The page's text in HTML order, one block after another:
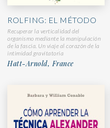
ROLFING: EL MÉTODO
Recuperar la verticalidad del
organismo mediante la manipulación
de la fascia. Un viaje al corazón de la
intimidad gravitatoria
Hatt-Arnold, France